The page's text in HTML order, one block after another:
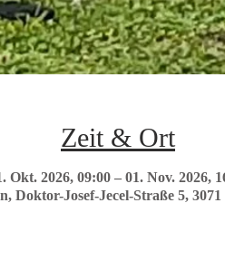
Zeit & Ort
Okt. 2026, 09:00 – 01. Nov. 2026,
Doktor-Josef-Jecel-Straße 5,